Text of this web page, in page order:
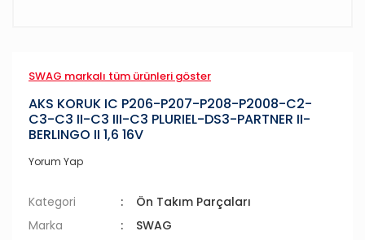
SWAG markalı tüm ürünleri göster
AKS KORUK IC P206-P207-P208-P2008-C2-
C3-C3 II-C3 III-C3 PLURIEL-DS3-PARTNER II-
BERLINGO II 1,6 16V
Yorum Yap
Kategori
Ön Takım Parçaları
Marka
SWAG